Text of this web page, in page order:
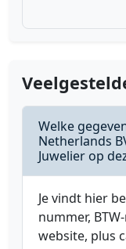
Welke
Netherlands
Juwelier op
Je vindt hier
nummer,
website, plus